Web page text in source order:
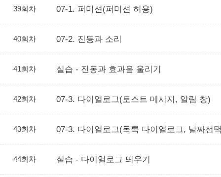
39회차 07-1. 퍼미션(퍼미션 허용)
40회차 07-2. 진동과 소리
41회차 실습 - 진동과 효과음 울리기
42회차 07-3. 다이얼로그(토스트 메시지, 알림 창)
43회차 07-3. 다이얼로그(목록 다이얼로그, 날짜선
44회차 실습 - 다이얼로그 띄우기